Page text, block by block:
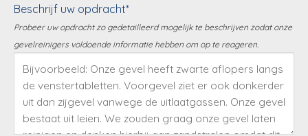
Beschrijf uw opdracht*
Probeer uw opdracht zo gedetailleerd mogelijk te beschrijven zodat onze
gevelreinigers voldoende informatie hebben om op te reageren.